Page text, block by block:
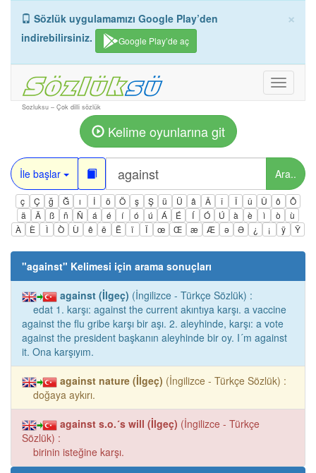
×
Sözlük uygulamamızı Google Play’den
indirebilirsiniz.
Google Play’de aç
Toggle
Sozluksu – Çok dilli sözlük
Kelime oyunlarına git
İle başlar Ara..
ç Ç ğ Ğ ı İ ö Ö ş Ş ü Ü â Â î Î û Û ô
Ô
ä
Ä ß ñ Ñ á é í ó ú Á É Í Ó Ú à è ì ò
ù
À
È Ì Ò Ù ê ë Ë ï Ï œ Œ æ Æ ə Ə ¿ ¡ ÿ Ÿ
"against" Kelimesi için arama sonuçları
against (İlgeç) (İngilizce - Türkçe Sözlük) :
edat 1. karşı: against the current akıntıya karşı. a vaccine
against the flu gribe karşı bir aşı. 2. aleyhinde, karşı: a vote
against the president başkanın aleyhinde bir oy. I´m against
it. Ona karşıyım.
against nature (İlgeç) (İngilizce - Türkçe Sözlük) :
doğaya aykırı.
against s.o.´s will (İlgeç) (İngilizce - Türkçe
Sözlük) :
birinin isteğine karşı.